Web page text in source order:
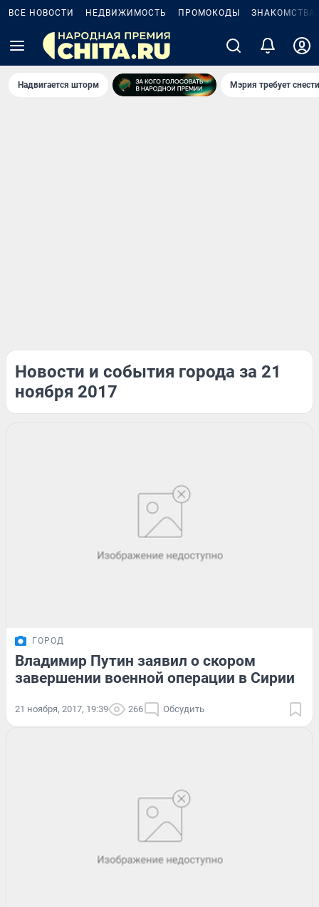
ВСЕ НОВОСТИ НЕДВИЖИМОСТЬ ПРОМОКОДЫ ЗНАКОМСТВА
Надвигается шторм Мэрия требует
Новости и события города за 21
ноября 2017
ГОРОД
Владимир Путин заявил о скором
завершении военной операции в Сирии
21 ноября, 2017, 19:39 266 Обсудить